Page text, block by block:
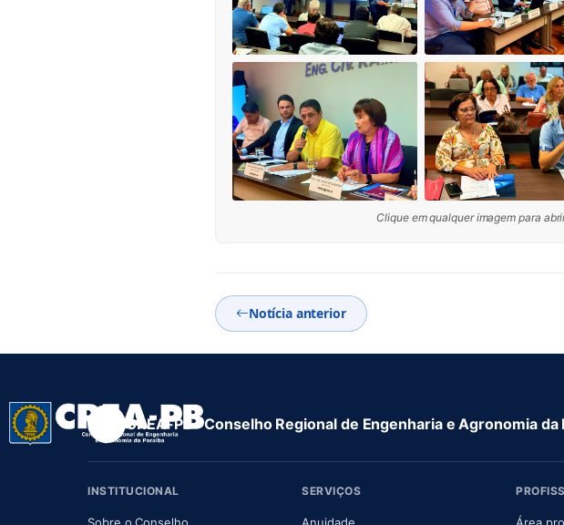
Clique em qualquer imagem para
Notícia anterior
CREA-PB · Conselho Regional de Engenharia e Agronomia da
INSTITUCIONAL
Sobre o Conselho(abre em nova aba)
SERVIÇOS
Anuidade(abre em nova aba) Área